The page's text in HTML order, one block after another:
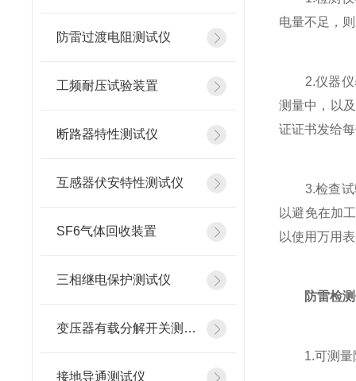
防雷过渡电阻测试仪
工频耐压试验装置
断路器特性测试仪
互感器伏安特性测试仪
SF6气体回收装置
三相继电保护测试仪
变压器有载分解开关测试仪
接地导通测试仪
电量不足，
2.仪器仪表
测量中，以
证证书发给
3.检查试验
以避免在加
以使用万用
防雷检
1.可测量限